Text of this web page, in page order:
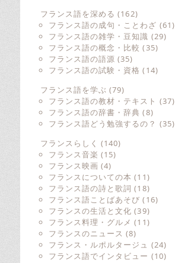
フランス語を深める (162)
フランス語の成句・ことわざ (61)
フランス語の雑学・豆知識 (29)
フランス語の概念・比較 (35)
フランス語の語源 (35)
フランス語の試験・資格 (14)
フランス語を学ぶ (79)
フランス語の教材・テキスト (37)
フランス語の辞書・辞典 (8)
フランス語どう勉強するの？ (35)
フランスらしく (140)
フランス音楽 (15)
フランス映画 (4)
フランスについての本 (11)
フランス語の詩と歌詞 (18)
フランス語ことばあそび (16)
フランスの生活と文化 (39)
フランス料理・グルメ (11)
フランスのニュース (8)
フランス・ルポルタージュ (24)
フランス語でインタビュー (10)